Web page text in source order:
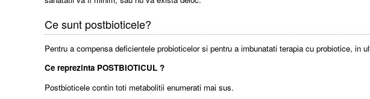
Ce sunt postbioticele?
Pentru a compensa deficientele probioticelor si pentru a imbunatati terapia cu probiotice, in
Ce reprezinta POSTBIOTICUL ?
Postbioticele contin toti metabolitii enumerati mai sus.